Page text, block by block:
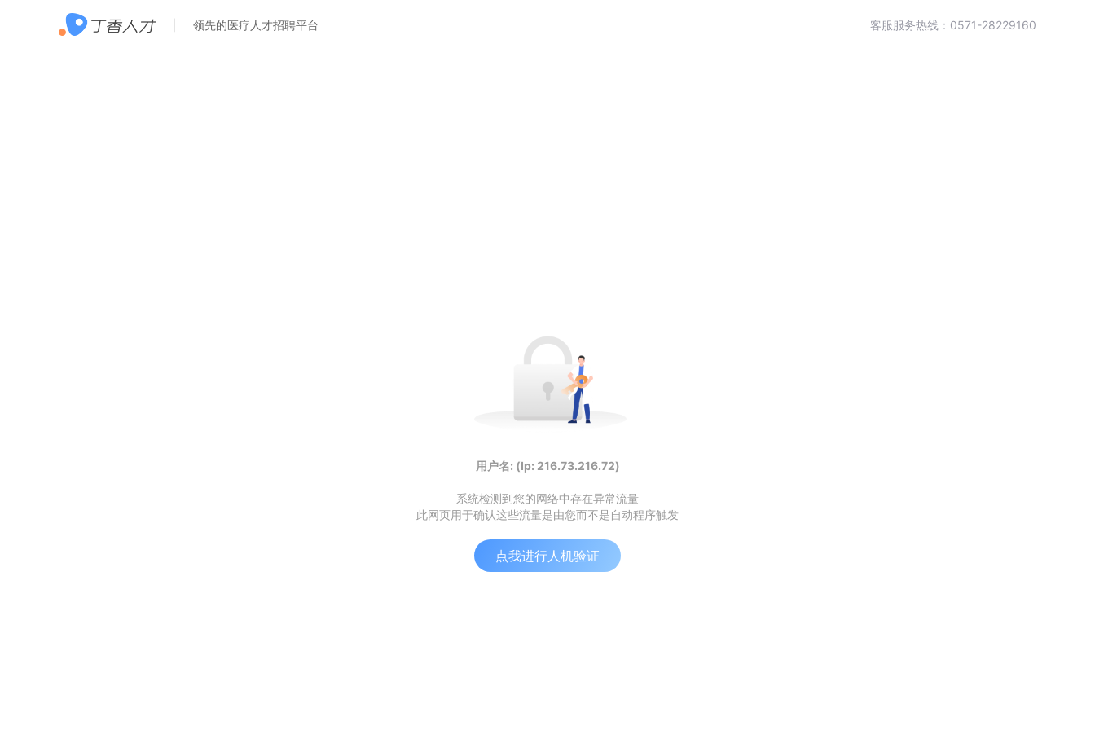
领先的医疗人才招聘平台 客服服务热线：0571-28229160
用户名: (Ip: 216.73.216.72)
系统检测到您的网络中存在异常流量
此网页用于确认这些流量是由您而不是自动程序触发
点我进行人机验证